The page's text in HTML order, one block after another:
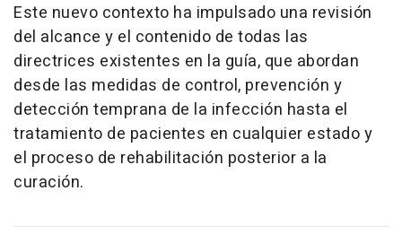
Este nuevo contexto ha impulsado una revisión
del alcance y el contenido de todas las
directrices existentes en la guía, que abordan
desde las medidas de control, prevención y
detección temprana de la infección hasta el
tratamiento de pacientes en cualquier estado y
el proceso de rehabilitación posterior a la
curación.